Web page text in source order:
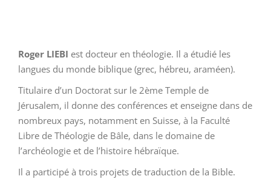
Roger LIEBI est docteur en théologie. Il a étudié les
langues du monde biblique (grec, hébreu, araméen).
Titulaire d’un Doctorat sur le 2ème Temple de
Jérusalem, il donne des conférences et enseigne dans de
nombreux pays, notamment en Suisse, à la Faculté
Libre de Théologie de Bâle, dans le domaine de
l’archéologie et de l’histoire hébraïque.
Il a participé à trois projets de traduction de la Bible.